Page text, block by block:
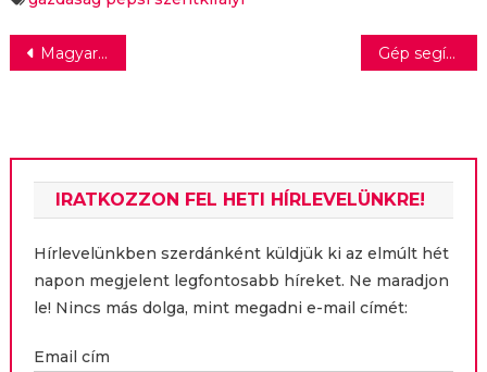
Bejegyzés
Magyarországon is bemutatkoztak az LG legújabb okostelefonjai Gép segít a vásárlásban
IRATKOZZON FEL HETI HÍRLEVELÜNKRE!
Hírlevelünkben szerdánként küldjük ki az elmúlt hét
napon megjelent legfontosabb híreket. Ne maradjon
le! Nincs más dolga, mint megadni e-mail címét:
Email cím